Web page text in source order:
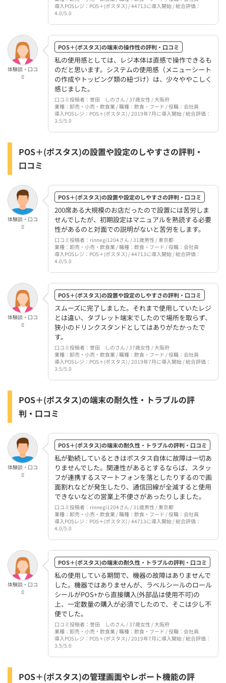
導入POSレジ：POS＋(ポスタス) / 44713に導入開始 / 総合評価：
4.0/5.0
体験談・口コ
ミ
POS＋(ポスタス)の端末の操作性の評判・口コミ
私の使用感としては、レジ本体は直感で操作できるも
のだと思います。システムの使用感（メニューシート
の作成やトッピング類の紐づけ）は、少々ややこしく
感じました。
口コミ投稿者：誉田 しのさん / 37歳女性 / 大阪府
業種：卸売・小売・飲食業 / 職種：飲食・フード / 役職：会社員
導入POSレジ：POS＋(ポスタス) / 2019年7月に導入開始 / 総合評価：
3.5/5.0
POS＋(ポスタス)の設置や設定のしやすさの評判・
口コミ
体験談・口コ
ミ
POS＋(ポスタス)の設置や設定のしやすさの評判・口コミ
200席ある大規模のお店だったので設置には苦労しま
せんでしたが、初期設定はマニュアルを熟読する必要
性があるのと対面での説明がないと苦労をします。
口コミ投稿者：rinnegi1204さん / 31歳男性 / 東京都
業種：卸売・小売・飲食業 / 職種：飲食・フード / 役職：会社員
導入POSレジ：POS＋(ポスタス) / 44713に導入開始 / 総合評価：
4.0/5.0
体験談・口コ
ミ
POS＋(ポスタス)の設置や設定のしやすさの評判・口コミ
スムーズに完了しました。それまで使用していたレジ
とは違い、タブレット端末でしたので場所を取らず、
狭小のドリンクスタンドとしてはありがたかったで
す。
口コミ投稿者：誉田 しのさん / 37歳女性 / 大阪府
業種：卸売・小売・飲食業 / 職種：飲食・フード / 役職：会社員
導入POSレジ：POS＋(ポスタス) / 2019年7月に導入開始 / 総合評価：
3.5/5.0
POS＋(ポスタス)の端末の耐久性・トラブルの評
判・口コミ
体験談・口コ
ミ
POS＋(ポスタス)の端末の耐久性・トラブルの評判・口コミ
私が勤続しているときはポスタス自体に故障は一切あ
りませんでした。関連性があるとするならば、スタッ
フが連携するスマートフォンを落としたりするので画
面割れなどが発生したり、通信回線が全滅すると使用
できないなどの営業上不便さがあったりしました。
口コミ投稿者：rinnegi1204さん / 31歳男性 / 東京都
業種：卸売・小売・飲食業 / 職種：飲食・フード / 役職：会社員
導入POSレジ：POS＋(ポスタス) / 44713に導入開始 / 総合評価：
4.0/5.0
体験談・口コ
ミ
POS＋(ポスタス)の端末の耐久性・トラブルの評判・口コミ
私の使用している期間で、機器の故障はありませんで
した。機器ではありませんが、ラベルシールのロール
シールがPOS+から直接購入(外部品は使用不可)の
上、一定数量の購入が必須でしたので、そこは少し不
便でした。
口コミ投稿者：誉田 しのさん / 37歳女性 / 大阪府
業種：卸売・小売・飲食業 / 職種：飲食・フード / 役職：会社員
導入POSレジ：POS＋(ポスタス) / 2019年7月に導入開始 / 総合評価：
3.5/5.0
POS＋(ポスタス)の管理画面やレポート機能の評